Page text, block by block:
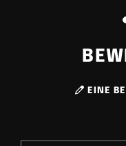
EINE